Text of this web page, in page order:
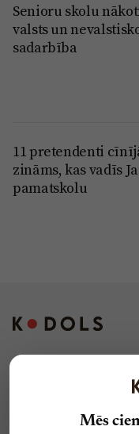
Senioru skolu
valsts un
sadarbība
11 pretendenti
zināms, kas vadīs
pamatskolu
Mēs